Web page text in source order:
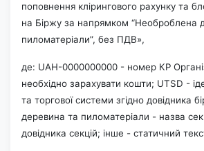
поповнення клірингового рахунку та
на Біржу за напрямком “Необроблена
пиломатеріали”, без ПДВ»,
де: UAH-0000000000 - номер КР
необхідно зарахувати кошти; UTSD -
та торгової системи згідно довідника
деревина та пиломатеріали - назва
довідника секцій; інше - статичний